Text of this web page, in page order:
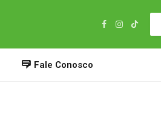
Facebook
Instagram
TikTok
Fale Conosco